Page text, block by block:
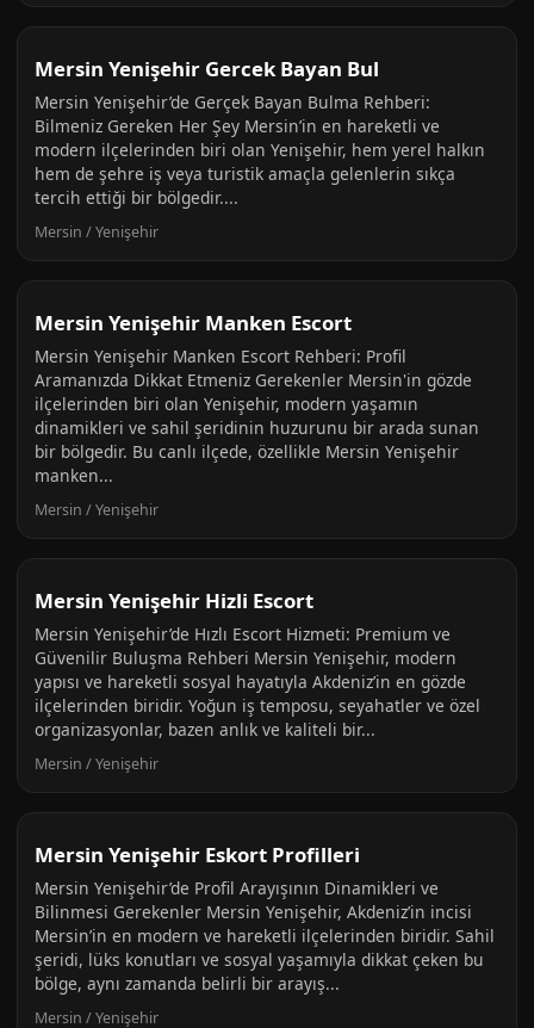
Mersin Yenişehir Gercek Bayan Bul
Mersin Yenişehir’de Gerçek Bayan Bulma Rehberi:
Bilmeniz Gereken Her Şey Mersin’in en hareketli ve
modern ilçelerinden biri olan Yenişehir, hem yerel halkın
hem de şehre iş veya turistik amaçla gelenlerin sıkça
tercih ettiği bir bölgedir....
Mersin / Yenişehir
Mersin Yenişehir Manken Escort
Mersin Yenişehir Manken Escort Rehberi: Profil
Aramanızda Dikkat Etmeniz Gerekenler Mersin'in gözde
ilçelerinden biri olan Yenişehir, modern yaşamın
dinamikleri ve sahil şeridinin huzurunu bir arada sunan
bir bölgedir. Bu canlı ilçede, özellikle Mersin Yenişehir
manken...
Mersin / Yenişehir
Mersin Yenişehir Hizli Escort
Mersin Yenişehir’de Hızlı Escort Hizmeti: Premium ve
Güvenilir Buluşma Rehberi Mersin Yenişehir, modern
yapısı ve hareketli sosyal hayatıyla Akdeniz’in en gözde
ilçelerinden biridir. Yoğun iş temposu, seyahatler ve özel
organizasyonlar, bazen anlık ve kaliteli bir...
Mersin / Yenişehir
Mersin Yenişehir Eskort Profilleri
Mersin Yenişehir’de Profil Arayışının Dinamikleri ve
Bilinmesi Gerekenler Mersin Yenişehir, Akdeniz’in incisi
Mersin’in en modern ve hareketli ilçelerinden biridir. Sahil
şeridi, lüks konutları ve sosyal yaşamıyla dikkat çeken bu
bölge, aynı zamanda belirli bir arayış...
Mersin / Yenişehir